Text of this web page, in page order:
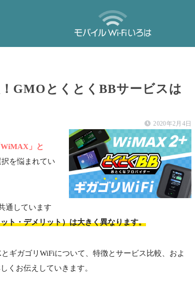
GMOとくとくBBサービスは
2020年2月4日
WiMAX」と
を悩まれてい
通しています
ト・デメリット）は大きく異なります。
ギガゴリWiFiについて、特徴とサービス比較、およ
くお伝えしていきます。